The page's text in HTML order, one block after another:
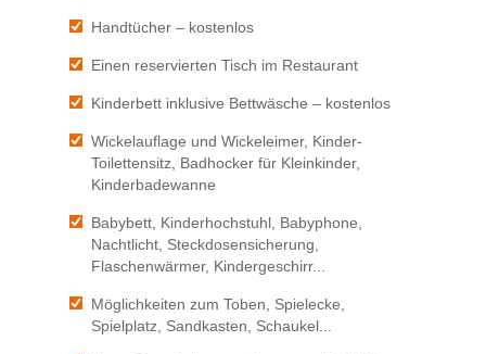
Handtücher – kostenlos
Einen reservierten Tisch im Restaurant
Kinderbett inklusive Bettwäsche – kostenlos
Wickelauflage und Wickeleimer, Kinder-
Toilettensitz, Badhocker für Kleinkinder,
Kinderbadewanne
Babybett, Kinderhochstuhl, Babyphone,
Nachtlicht, Steckdosensicherung,
Flaschenwärmer, Kindergeschirr...
Möglichkeiten zum Toben, Spielecke,
Spielplatz, Sandkasten, Schaukel...